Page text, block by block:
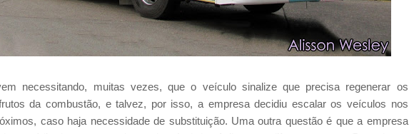
necessitando, muitas vezes, que o veículo sinalize que precisa regenerar os
da combustão, e talvez, por isso, a empresa decidiu escalar os veículos nos
caso haja necessidade de substituição. Uma outra questão é que a empresa